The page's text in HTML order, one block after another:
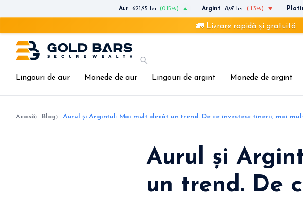
Aur 621,25 lei (0.15%) Argint 8,97 lei (-1.3%)
🚛 Livrare rapidă și gratuită
Lingouri de aur Monede de aur Lingouri de argint Monede de argint
Acasă Blog Aurul și Argintul: Mai mult decât un trend. De ce investesc tinerii, mai
Aurul și
un trend. De